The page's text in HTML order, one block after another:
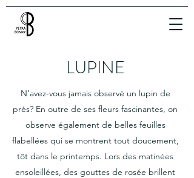
LUPINE
N’avez-vous jamais observé un lupin de
près? En outre de ses fleurs fascinantes, on
observe également de belles feuilles
flabellées qui se montrent tout doucement,
tôt dans le printemps. Lors des matinées
ensoleillées, des gouttes de rosée brillent